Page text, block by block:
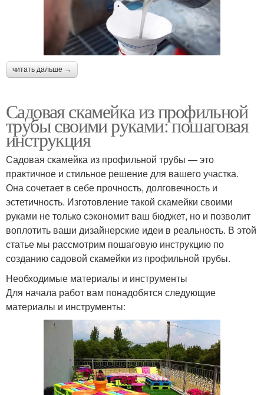
читать дальше →
Садовая скамейка из профильной
трубы своими руками: пошаговая
инструкция
Садовая скамейка из профильной трубы — это
практичное и стильное решение для вашего участка.
Она сочетает в себе прочность, долговечность и
эстетичность. Изготовление такой скамейки своими
руками не только сэкономит ваш бюджет, но и позволит
воплотить ваши дизайнерские идеи в реальность. В этой
статье мы рассмотрим пошаговую инструкцию по
созданию садовой скамейки из профильной трубы.
Необходимые материалы и инструменты
Для начала работ вам понадобятся следующие
материалы и инструменты: